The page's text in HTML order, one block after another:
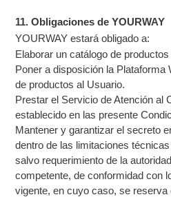
11. Obligaciones de YOURWAY
YOURWAY estará obligado a:
Elaborar un catálogo de
Poner a disposición la Plataforma
de productos al Usuario.
Prestar el Servicio de Atención al
establecido en las presente
Mantener y garantizar el secreto
dentro de las limitaciones
salvo requerimiento de la
competente, de conformidad con
vigente, en cuyo caso, se reserva